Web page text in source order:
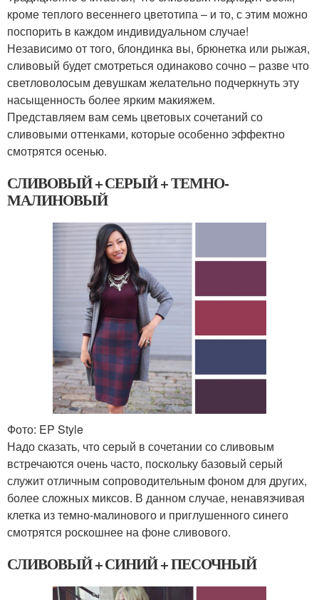
кроме теплого весеннего цветотипа – и то, с этим можно
поспорить в каждом индивидуальном случае!
Независимо от того, блондинка вы, брюнетка или рыжая,
сливовый будет смотреться одинаково сочно – разве что
светловолосым девушкам желательно подчеркнуть эту
насыщенность более ярким макияжем.
Представляем вам семь цветовых сочетаний со
сливовыми оттенками, которые особенно эффектно
смотрятся осенью.
СЛИВОВЫЙ + СЕРЫЙ + ТЕМНО-
МАЛИНОВЫЙ
Фото: EP Style
Надо сказать, что серый в сочетании со сливовым
встречаются очень часто, поскольку базовый серый
служит отличным сопроводительным фоном для других,
более сложных миксов. В данном случае, ненавязчивая
клетка из темно-малинового и приглушенного синего
смотрятся роскошнее на фоне сливового.
СЛИВОВЫЙ + СИНИЙ + ПЕСОЧНЫЙ